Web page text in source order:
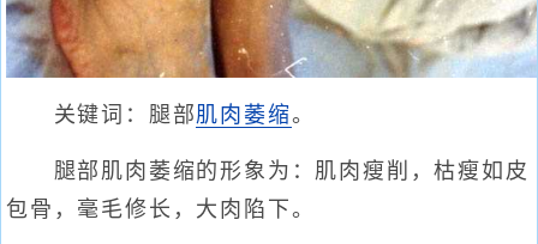
关键词：腿部肌肉萎缩。
腿部肌肉萎缩的形象为：肌肉瘦削，枯瘦如皮
包骨，毫毛修长，大肉陷下。